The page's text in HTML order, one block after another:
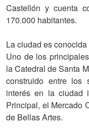
Castellón y cuenta
170.000 habitantes.
La ciudad es
Uno de los
la Catedral de Santa
construido entre los
interés en la ciudad
Principal, el Mercado
de Bellas Artes.